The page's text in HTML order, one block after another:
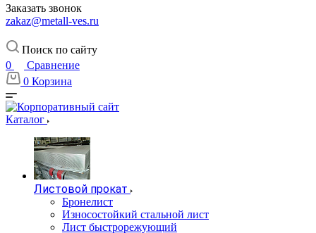
Заказать звонок
zakaz@metall-ves.ru
Поиск по сайту
0
Сравнение
0 Корзина
Каталог
Листовой прокат
Бронелист
Износостойкий стальной лист
Лист быстрорежующий